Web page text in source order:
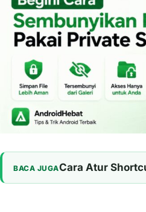
BACA JUGACara Atur